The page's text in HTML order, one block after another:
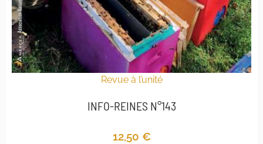
Revue à l’unité
INFO-REINES N°143
12,50 €